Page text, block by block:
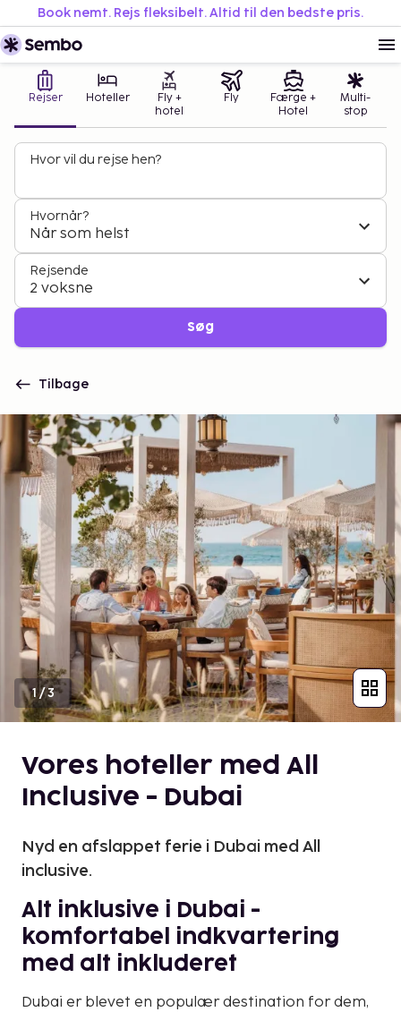
Book nemt. Rejs fleksibelt. Altid til den bedste pris.
Rejser Hoteller
Fly +
hotel
Fly
Færge +
Hotel
Multi-
stop
Hvor vil du rejse hen?
Hvornår?
Når som helst
Rejsende
2 voksne
Søg
Tilbage
1/3
Vores hoteller med All
Inclusive - Dubai
Nyd en afslappet ferie i Dubai med All
inclusive.
Alt inklusive i Dubai -
komfortabel indkvartering
med alt inkluderet
Dubai er blevet en populær destination for dem,